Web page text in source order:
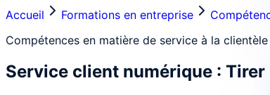
Accueil Formations en entreprise
Compétences en matière de service à la clientèle
Service client numérique :